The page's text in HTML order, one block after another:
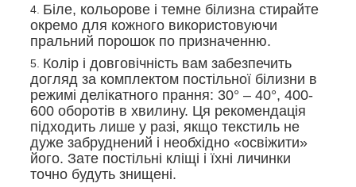
Біле, кольорове і темне білизна стирайте
окремо для кожного використовуючи
пральний порошок по призначенню.
Колір і довговічність вам забезпечить
догляд за комплектом постільної білизни в
режимі делікатного прання: 30° – 40°, 400-
600 оборотів в хвилину. Ця рекомендація
підходить лише у разі, якщо текстиль не
дуже забруднений і необхідно «освіжити»
його. Зате постільні кліщі і їхні личинки
точно будуть знищені.